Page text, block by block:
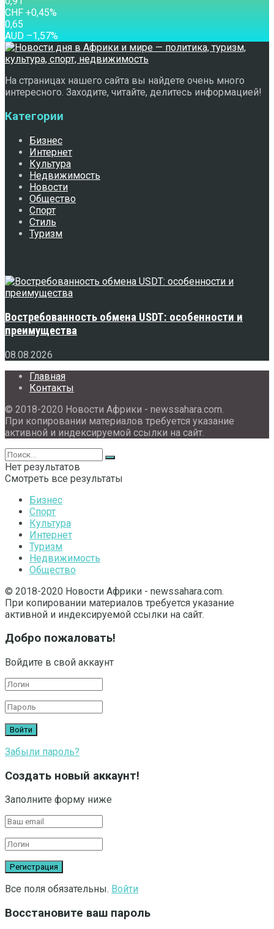
CHF +0,45%
0,65
AUD –1,57%
На страницах нашего сайта вы найдете очень много
интересного. Заходите, читайте, делитесь информацией!
Категории
Бизнес
Интернет
Культура
Недвижимость
Новости
Общество
Спорт
Стиль
Туризм
Востребованность обмена USDT: особенности и
преимущества
08.08.2026
Главная
Контакты
© 2018-2020 Новости Африки - newssahara.com.
При копировании материалов требуется указание
активной и индексируемой ссылки на сайт.
Нет результатов
Смотреть все результаты
Бизнес
Спорт
Культура
Интернет
Туризм
Недвижимость
Общество
© 2018-2020 Новости Африки - newssahara.com.
При копировании материалов требуется указание
активной и индексируемой ссылки на сайт.
Добро пожаловать!
Войдите в свой аккаунт
Забыли пароль?
Создать новый аккаунт!
Заполните форму ниже
Все поля обязательны. Войти
Восстановите ваш пароль